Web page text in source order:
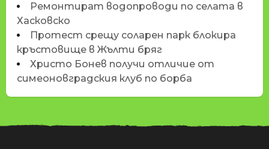
Ремонтират водопроводи по селата в
Хасковско
Протест срещу соларен парк блокира
кръстовище в Жълти бряг
Христо Бонев получи отличие от
симеоновградския клуб по борба